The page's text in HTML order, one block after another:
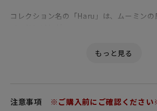
コレクション名の「Haru」は、ムーミンの
陶芸家 ナタリー・ラウテンバッハー氏が共
注意事項 ※ご購入前にご確認くださ